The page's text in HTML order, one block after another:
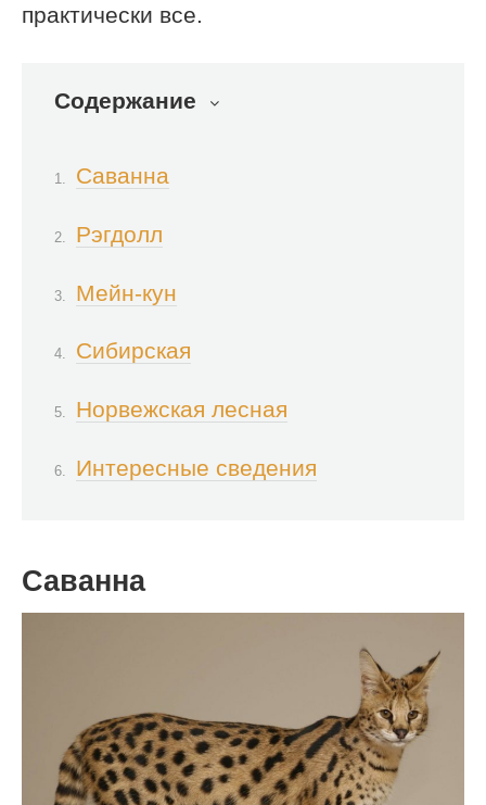
практически все.
Содержание
Саванна
Рэгдолл
Мейн-кун
Сибирская
Норвежская лесная
Интересные сведения
Саванна